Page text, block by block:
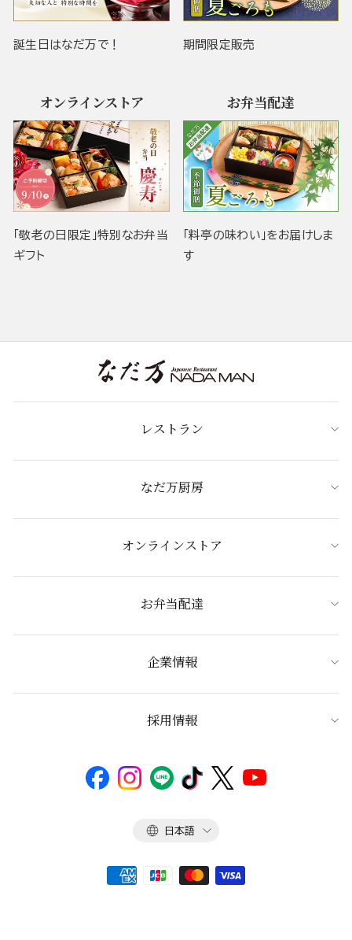
誕生日はなだ万で！ 期間限定販売
オンラインストア
「敬老の日限定」特別なお弁当
ギフト
お弁当配達
「料亭の味わい」をお届けしま
す
レストラン
なだ万厨房
オンラインストア
お弁当配達
企業情報
採用情報
言
日本語